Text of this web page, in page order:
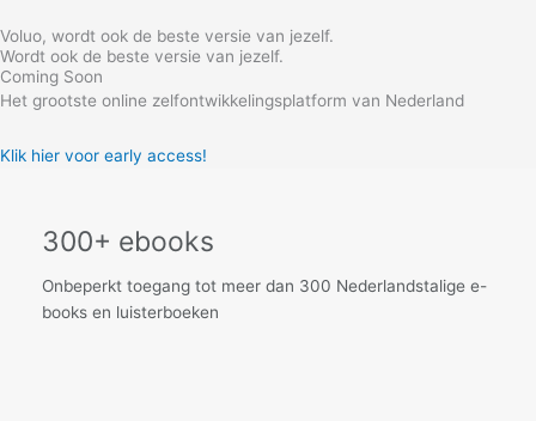
to
content
Voluo, wordt ook de beste versie van jezelf.
Wordt ook de beste versie van jezelf.
Coming Soon
Het grootste online zelfontwikkelingsplatform van Nederland
Klik hier voor early access!
300+ ebooks
Onbeperkt toegang tot meer dan 300 Nederlandstalige e-
books en luisterboeken